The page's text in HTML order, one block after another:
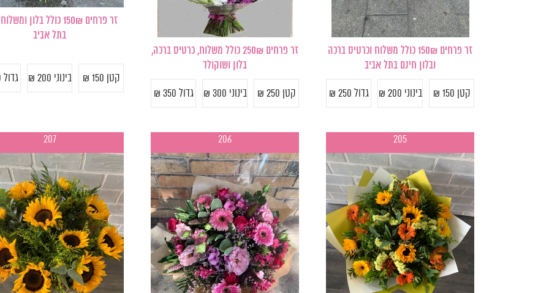
זר פרחים 150₪ כולל משלוח וכרטיס ברכה
ובלון חינם בתל אביב
קטן 150 ₪ בינוני 200 ₪ גדול 250 ₪
זר פרחים 250₪ כולל משלוח, כרטיס ברכה,
בלון ושוקולד
קטן 250 ₪ בינוני 300 ₪ גדול 350 ₪
זר פרחים 150₪ כולל בלון
בתל אביב
קטן 150 ₪ בינוני 200 ₪ גדול 250 ₪
205
206
207